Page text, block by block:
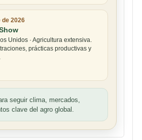
de 2026
Unidos · Agricultura extensiva.
prácticas productivas y
seguir clima, mercados,
clave del agro global.